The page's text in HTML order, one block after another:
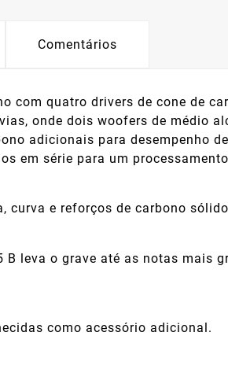
Comentários
com quatro drivers de cone de
onde dois woofers de médio
adicionais para desempenho
em série para um
curva e reforços de carbono
leva o grave até as notas mais
como acessório adicional.